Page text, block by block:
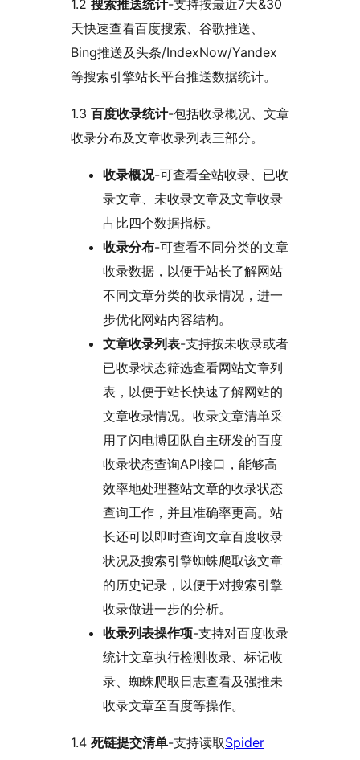
1.2 搜索推送统计-支持按最近7天&30
天快速查看百度搜索、谷歌推送、
Bing推送及头条/IndexNow/Yandex
等搜索引擎站长平台推送数据统计。
1.3 百度收录统计-包括收录概况、文章
收录分布及文章收录列表三部分。
收录概况-可查看全站收录、已收
录文章、未收录文章及文章收录
占比四个数据指标。
收录分布-可查看不同分类的文章
收录数据，以便于站长了解网站
不同文章分类的收录情况，进一
步优化网站内容结构。
文章收录列表-支持按未收录或者
已收录状态筛选查看网站文章列
表，以便于站长快速了解网站的
文章收录情况。收录文章清单采
用了闪电博团队自主研发的百度
收录状态查询API接口，能够高
效率地处理整站文章的收录状态
查询工作，并且准确率更高。站
长还可以即时查询文章百度收录
状况及搜索引擎蜘蛛爬取该文章
的历史记录，以便于对搜索引擎
收录做进一步的分析。
收录列表操作项-支持对百度收录
统计文章执行检测收录、标记收
录、蜘蛛爬取日志查看及强推未
收录文章至百度等操作。
1.4 死链提交清单-支持读取Spider